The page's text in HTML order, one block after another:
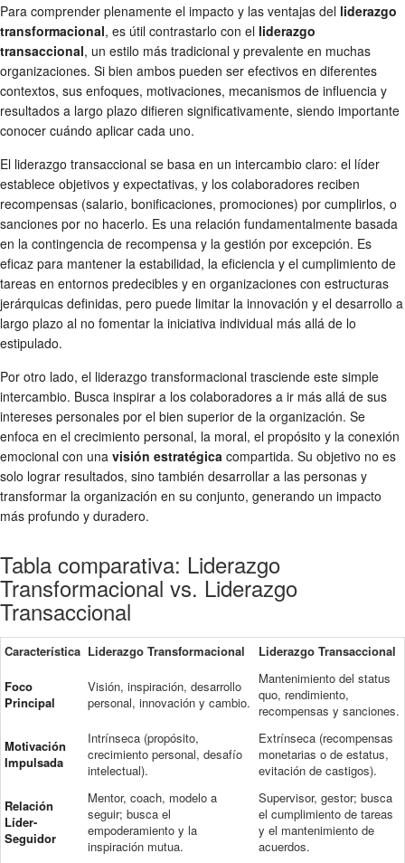
Para comprender plenamente el impacto y las ventajas del liderazgo
transformacional, es útil contrastarlo con el liderazgo
transaccional, un estilo más tradicional y prevalente en muchas
organizaciones. Si bien ambos pueden ser efectivos en diferentes
contextos, sus enfoques, motivaciones, mecanismos de influencia y
resultados a largo plazo difieren significativamente, siendo importante
conocer cuándo aplicar cada uno.
El liderazgo transaccional se basa en un intercambio claro: el líder
establece objetivos y expectativas, y los colaboradores reciben
recompensas (salario, bonificaciones, promociones) por cumplirlos, o
sanciones por no hacerlo. Es una relación fundamentalmente basada
en la contingencia de recompensa y la gestión por excepción. Es
eficaz para mantener la estabilidad, la eficiencia y el cumplimiento de
tareas en entornos predecibles y en organizaciones con estructuras
jerárquicas definidas, pero puede limitar la innovación y el desarrollo a
largo plazo al no fomentar la iniciativa individual más allá de lo
estipulado.
Por otro lado, el liderazgo transformacional trasciende este simple
intercambio. Busca inspirar a los colaboradores a ir más allá de sus
intereses personales por el bien superior de la organización. Se
enfoca en el crecimiento personal, la moral, el propósito y la conexión
emocional con una visión estratégica compartida. Su objetivo no es
solo lograr resultados, sino también desarrollar a las personas y
transformar la organización en su conjunto, generando un impacto
más profundo y duradero.
Tabla comparativa: Liderazgo
Transformacional vs. Liderazgo
Transaccional
Característica Liderazgo Transformacional Liderazgo Transaccional
Foco
Principal
Visión, inspiración, desarrollo
personal, innovación y cambio.
Mantenimiento del status
quo, rendimiento,
recompensas y sanciones.
Motivación
Impulsada
Intrínseca (propósito,
crecimiento personal, desafío
intelectual).
Extrínseca (recompensas
monetarias o de estatus,
evitación de castigos).
Relación
Líder-
Seguidor
Mentor, coach, modelo a
seguir; busca el
empoderamiento y la
inspiración mutua.
Supervisor, gestor; busca
el cumplimiento de tareas
y el mantenimiento de
acuerdos.